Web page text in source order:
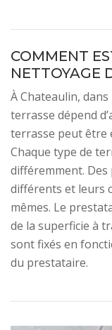
COMMENT
NETTOYAGE
À Chateaulin,
terrasse dépend
terrasse peut être
Chaque type de
différemment.
différents et leurs
mêmes. Le
de la superficie à
sont fixés en
du prestataire.